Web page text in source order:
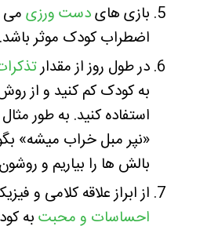
بازی هایدست ورزیمی
اضطراب کودک موثر باشد.
در طول روز از مقدار
به کودک کم کنید و از
استفاده کنید. به طور
«نپر مبل خراب میشه»
بالش ها را بیاریم و
از ابراز علاقه کلامی و
احساسات و محبتبه